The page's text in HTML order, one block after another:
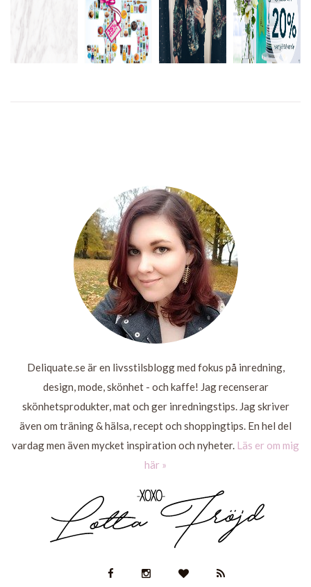
LÄS
MER
LÄS MER
Deliquate.se är en livsstilsblogg med fokus på inredning,
design, mode, skönhet - och kaffe! Jag recenserar
skönhetsprodukter, mat och ger inredningstips. Jag skriver
även om träning & hälsa, recept och shoppingtips. En hel del
vardag men även mycket inspiration och nyheter. Läs er om mig
här »